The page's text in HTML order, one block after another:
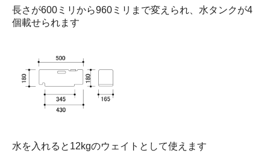
長さが600ミリから960ミリまで変えられ、水タンクが4
個載せられます
水を入れると12kgのウェイトとして使えます